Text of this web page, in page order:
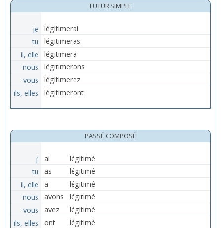
FUTUR SIMPLE
je
légitimerai
tu
légitimeras
il, elle
légitimera
nous
légitimerons
vous
légitimerez
ils, elles
légitimeront
PASSÉ COMPOSÉ
j’ ai
légitimé
tu
as
légitimé
il, elle
a
légitimé
nous
avons
légitimé
vous
avez
légitimé
ils, elles
ont légitimé